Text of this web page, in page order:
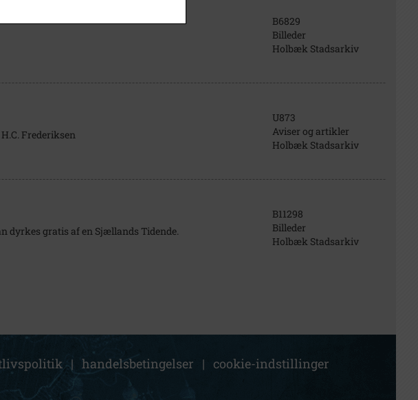
B6829
Billeder
Holbæk Stadsarkiv
Frederiksen
U873
Aviser og artikler
Holbæk Stadsarkiv
dyrkes gratis af en Sjællands Tidende.
B11298
Billeder
Holbæk Stadsarkiv
| handelsbetingelser | cookie-indstillinger